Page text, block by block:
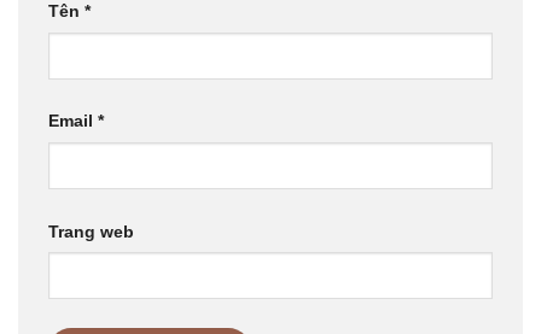
Tên *
Email *
Trang web